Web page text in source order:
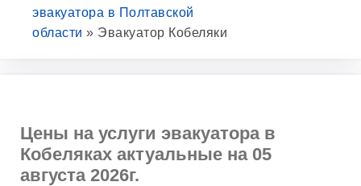
эвакуатора в Полтавской
области » Эвакуатор Кобеляки
Цены на услуги эвакуатора в
Кобеляках актуальные на 05
августа 2026г.